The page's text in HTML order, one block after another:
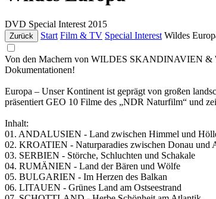
DVD Special Interest 2015
Zurück Start Film & TV Special Interest Wildes
Von den Machern von WILDES SKANDINAVIEN &
Dokumentationen!
Europa – Unser Kontinent ist geprägt von großen
präsentiert GEO 10 Filme des „NDR Naturfilm“ und
Inhalt:
01. ANDALUSIEN - Land zwischen Himmel und
02. KROATIEN - Naturparadies zwischen Donau und
03. SERBIEN - Störche, Schluchten und Schakale
04. RUMÄNIEN - Land der Bären und Wölfe
05. BULGARIEN - Im Herzen des Balkan
06. LITAUEN - Grünes Land am Ostseestrand